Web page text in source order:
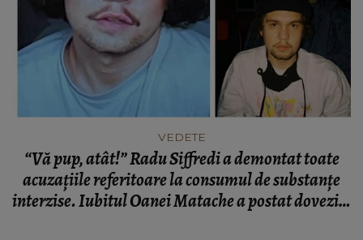
VEDETE
“Vă pup, atât!” Radu Siffredi a demontat toate
acuzațiile referitoare la consumul de substanțe
interzise. Iubitul Oanei Matache a postat dovezile